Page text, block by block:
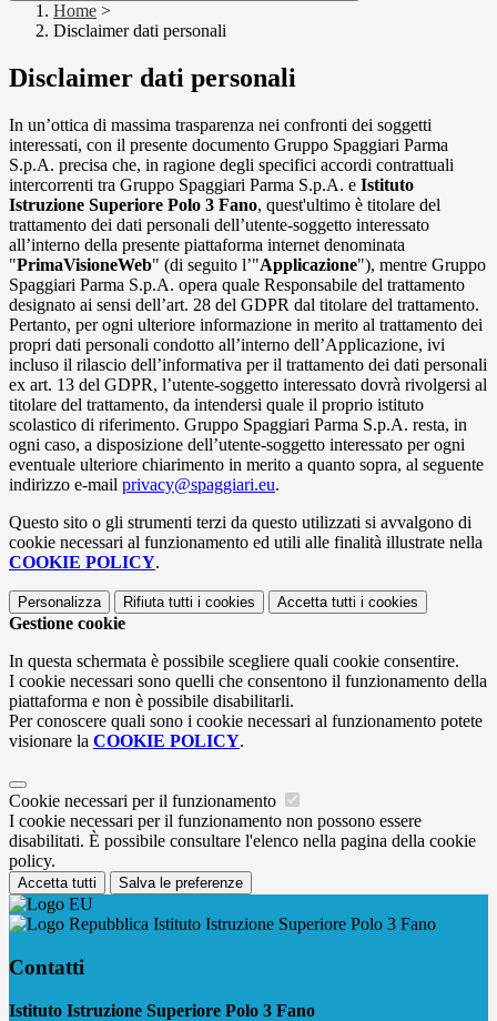
Home >
Disclaimer dati personali
Disclaimer dati personali
In un’ottica di massima trasparenza nei confronti dei soggetti
interessati, con il presente documento Gruppo Spaggiari Parma
S.p.A. precisa che, in ragione degli specifici accordi contrattuali
intercorrenti tra Gruppo Spaggiari Parma S.p.A. e Istituto
Istruzione Superiore Polo 3 Fano, quest'ultimo è titolare del
trattamento dei dati personali dell’utente-soggetto interessato
all’interno della presente piattaforma internet denominata
"PrimaVisioneWeb" (di seguito l’"Applicazione"), mentre Gruppo
Spaggiari Parma S.p.A. opera quale Responsabile del trattamento
designato ai sensi dell’art. 28 del GDPR dal titolare del trattamento.
Pertanto, per ogni ulteriore informazione in merito al trattamento dei
propri dati personali condotto all’interno dell’Applicazione, ivi
incluso il rilascio dell’informativa per il trattamento dei dati personali
ex art. 13 del GDPR, l’utente-soggetto interessato dovrà rivolgersi al
titolare del trattamento, da intendersi quale il proprio istituto
scolastico di riferimento. Gruppo Spaggiari Parma S.p.A. resta, in
ogni caso, a disposizione dell’utente-soggetto interessato per ogni
eventuale ulteriore chiarimento in merito a quanto sopra, al seguente
indirizzo e-mail privacy@spaggiari.eu.
Questo sito o gli strumenti terzi da questo utilizzati si avvalgono di
cookie necessari al funzionamento ed utili alle finalità illustrate nella
COOKIE POLICY.
Personalizza Rifiuta tutti i cookies Accetta tutti i cookies
Gestione cookie
In questa schermata è possibile scegliere quali cookie consentire.
I cookie necessari sono quelli che consentono il funzionamento della
piattaforma e non è possibile disabilitarli.
Per conoscere quali sono i cookie necessari al funzionamento potete
visionare la COOKIE POLICY.
Cookie necessari per il funzionamento
I cookie necessari per il funzionamento non possono essere
disabilitati. È possibile consultare l'elenco nella pagina della cookie
policy.
Accetta tutti Salva le preferenze
Istituto Istruzione Superiore Polo 3 Fano
Contatti
Istituto Istruzione Superiore Polo 3 Fano